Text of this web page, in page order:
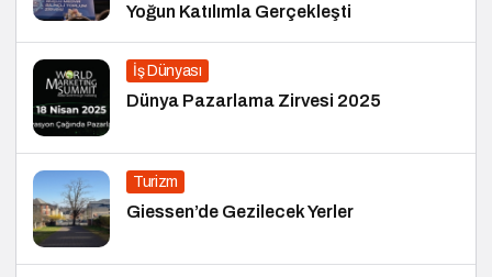
Yoğun Katılımla Gerçekleşti
İş Dünyası
Dünya Pazarlama Zirvesi 2025
Turizm
Giessen’de Gezilecek Yerler